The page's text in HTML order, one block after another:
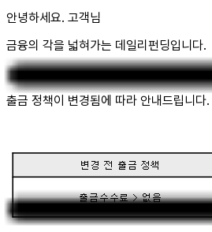
안녕하세요. 고객님
금융의 각을 넓혀가는 데일리펀딩입니다.
출금 정책이 변경됨에 따라 안내드립니다.